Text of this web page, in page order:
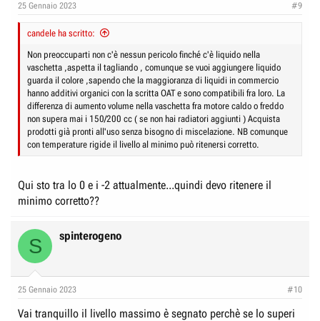
25 Gennaio 2023 #9
candele ha scritto:
Non preoccuparti non c'è nessun pericolo finché c'è liquido nella
vaschetta ,aspetta il tagliando , comunque se vuoi aggiungere liquido
guarda il colore ,sapendo che la maggioranza di liquidi in commercio
hanno additivi organici con la scritta OAT e sono compatibili fra loro. La
differenza di aumento volume nella vaschetta fra motore caldo o freddo
non supera mai i 150/200 cc ( se non hai radiatori aggiunti ) Acquista
prodotti già pronti all'uso senza bisogno di miscelazione. NB comunque
con temperature rigide il livello al minimo può ritenersi corretto.
Qui sto tra lo 0 e i -2 attualmente...quindi devo ritenere il
minimo corretto??
S spinterogeno
25 Gennaio 2023 #10
Vai tranquillo il livello massimo è segnato perchè se lo superi